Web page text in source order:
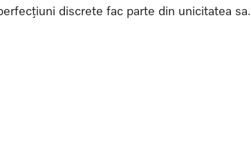
discrete fac parte din unicitatea sa.